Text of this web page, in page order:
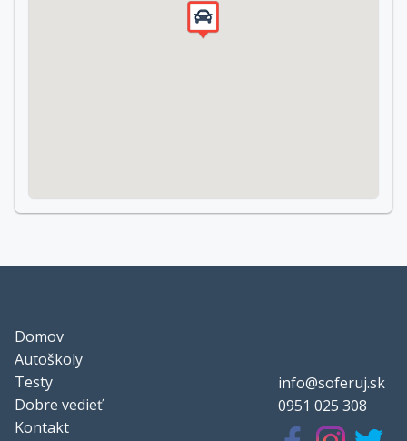
Domov
Autoškoly
Testy
Dobre vedieť
Kontakt
info@soferuj.sk
0951 025 308